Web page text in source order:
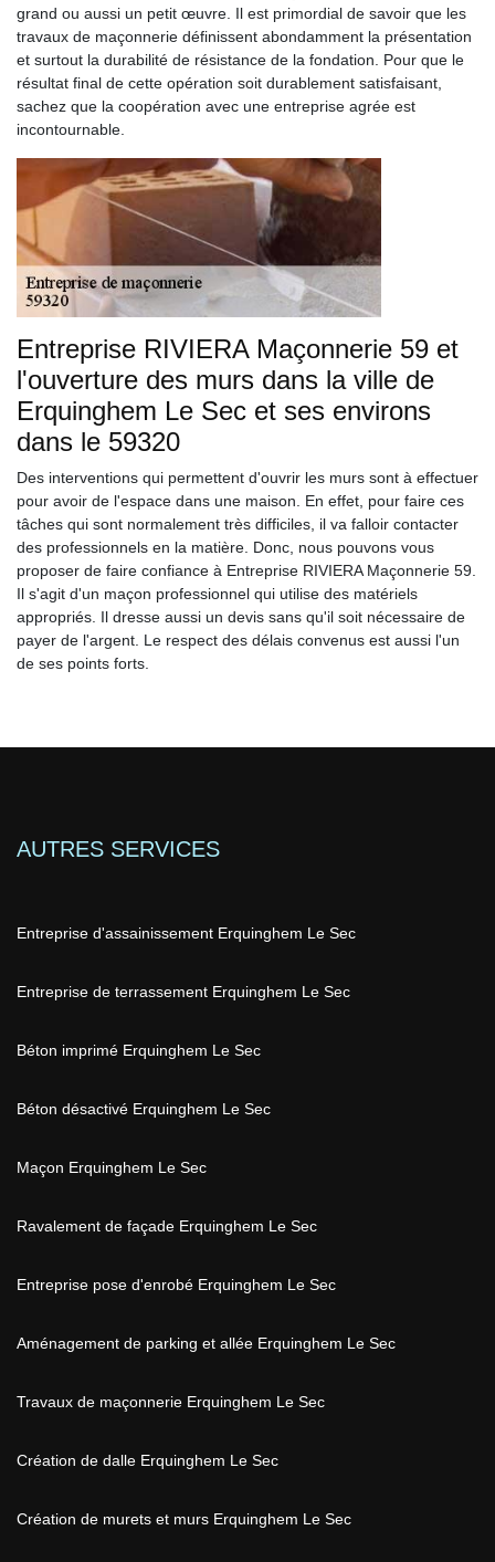
grand ou aussi un petit œuvre. Il est primordial de savoir que les
travaux de maçonnerie définissent abondamment la présentation
et surtout la durabilité de résistance de la fondation. Pour que le
résultat final de cette opération soit durablement satisfaisant,
sachez que la coopération avec une entreprise agrée est
incontournable.
Entreprise RIVIERA Maçonnerie 59 et
l'ouverture des murs dans la ville de
Erquinghem Le Sec et ses environs
dans le 59320
Des interventions qui permettent d'ouvrir les murs sont à effectuer
pour avoir de l'espace dans une maison. En effet, pour faire ces
tâches qui sont normalement très difficiles, il va falloir contacter
des professionnels en la matière. Donc, nous pouvons vous
proposer de faire confiance à Entreprise RIVIERA Maçonnerie 59.
Il s'agit d'un maçon professionnel qui utilise des matériels
appropriés. Il dresse aussi un devis sans qu'il soit nécessaire de
payer de l'argent. Le respect des délais convenus est aussi l'un
de ses points forts.
AUTRES SERVICES
Entreprise d'assainissement Erquinghem Le Sec
Entreprise de terrassement Erquinghem Le Sec
Béton imprimé Erquinghem Le Sec
Béton désactivé Erquinghem Le Sec
Maçon Erquinghem Le Sec
Ravalement de façade Erquinghem Le Sec
Entreprise pose d'enrobé Erquinghem Le Sec
Aménagement de parking et allée Erquinghem Le Sec
Travaux de maçonnerie Erquinghem Le Sec
Création de dalle Erquinghem Le Sec
Création de murets et murs Erquinghem Le Sec